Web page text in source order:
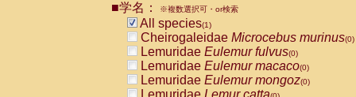
CebidaeCebus nigrivittatus
CebidaeCebus
CebidaeSaimiri boliviensis(0)
CebidaeSaimiri sciureus(0)
AtelidaeAlouatta caraya(0)
AtelidaeAlouatta fusca(0)
AtelidaeAlouatta seniculus
■学名： ※複数選択可・or検索
All species(1)
Cheirogaleidae Microcebus murinus(0)
Lemuridae Eulemur fulvus(0)
Lemuridae Eulemur macaco(0)
Lemuridae Eulemur mongoz(0)
Lemuridae Lemur catta